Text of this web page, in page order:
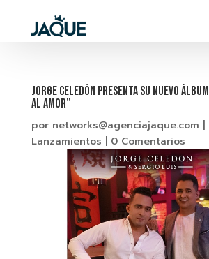
JORGE CELEDÓN PRESENTA SU NUEVO
AL AMOR”
por networks@agenciajaque.com
Lanzamientos
0 Comentarios